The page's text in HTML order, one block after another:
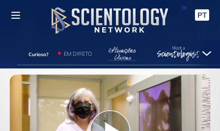
PT
Curioso? EM DIRETO